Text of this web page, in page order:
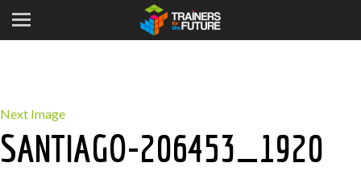
Next Image
SANTIAGO-206453_1920